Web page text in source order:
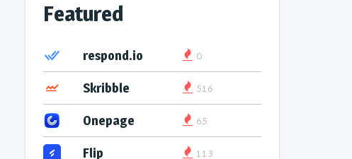
Featured
respond.io 0
Skribble 516
Onepage 65
Flip 113